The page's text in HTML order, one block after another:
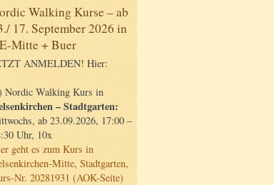
Walking Kurse – ab
17. September 2026 in
Mitte + Buer
ANMELDEN! Hier:
Nordic Walking Kurs in
– Stadtgarten:
ab 23.09.2026, 17:00 –
Uhr, 10x
geht es zum Kurs in
Mitte, Stadtgarten,
Nr. 20281931 (AOK-Seite)